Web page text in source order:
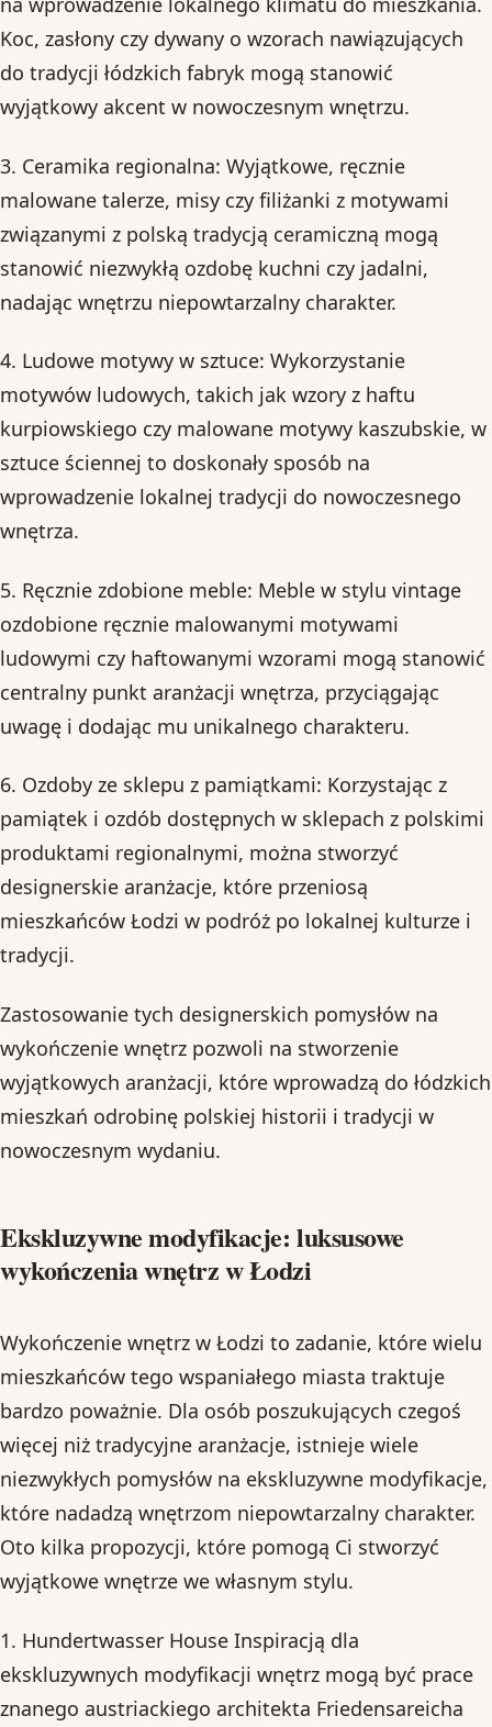
Koc, zasłony czy dywany o wzorach nawiązujących
do tradycji łódzkich fabryk mogą stanowić
wyjątkowy akcent w nowoczesnym wnętrzu.
3. Ceramika regionalna: Wyjątkowe, ręcznie
malowane talerze, misy czy filiżanki z motywami
związanymi z polską tradycją ceramiczną mogą
stanowić niezwykłą ozdobę kuchni czy jadalni,
nadając wnętrzu niepowtarzalny charakter.
4. Ludowe motywy w sztuce: Wykorzystanie
motywów ludowych, takich jak wzory z haftu
kurpiowskiego czy malowane motywy kaszubskie, w
sztuce ściennej to doskonały sposób na
wprowadzenie lokalnej tradycji do nowoczesnego
wnętrza.
5. Ręcznie zdobione meble: Meble w stylu vintage
ozdobione ręcznie malowanymi motywami
ludowymi czy haftowanymi wzorami mogą stanowić
centralny punkt aranżacji wnętrza, przyciągając
uwagę i dodając mu unikalnego charakteru.
6. Ozdoby ze sklepu z pamiątkami: Korzystając z
pamiątek i ozdób dostępnych w sklepach z polskimi
produktami regionalnymi, można stworzyć
designerskie aranżacje, które przeniosą
mieszkańców Łodzi w podróż po lokalnej kulturze i
tradycji.
Zastosowanie tych designerskich pomysłów na
wykończenie wnętrz pozwoli na stworzenie
wyjątkowych aranżacji, które wprowadzą do łódzkich
mieszkań odrobinę polskiej historii i tradycji w
nowoczesnym wydaniu.
Ekskluzywne modyfikacje: luksusowe
wykończenia wnętrz w Łodzi
Wykończenie wnętrz w Łodzi to zadanie, które wielu
mieszkańców tego wspaniałego miasta traktuje
bardzo poważnie. Dla osób poszukujących czegoś
więcej niż tradycyjne aranżacje, istnieje wiele
niezwykłych pomysłów na ekskluzywne modyfikacje,
które nadadzą wnętrzom niepowtarzalny charakter.
Oto kilka propozycji, które pomogą Ci stworzyć
wyjątkowe wnętrze we własnym stylu.
1. Hundertwasser House Inspiracją dla
ekskluzywnych modyfikacji wnętrz mogą być prace
znanego austriackiego architekta Friedensareicha